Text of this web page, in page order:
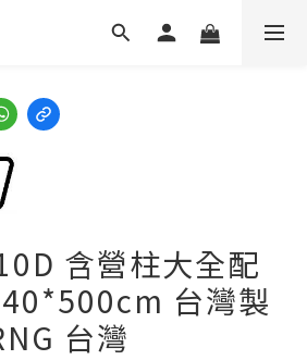
含營柱大全配
台灣製
台灣